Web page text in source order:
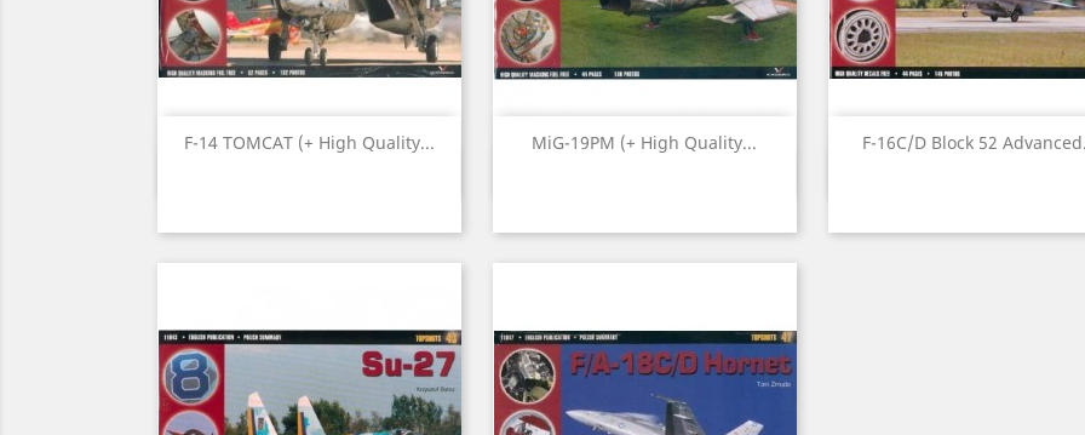
F-14 TOMCAT (+ High Quality... MiG-19PM (+ High Quality... F-16C/D Block 52